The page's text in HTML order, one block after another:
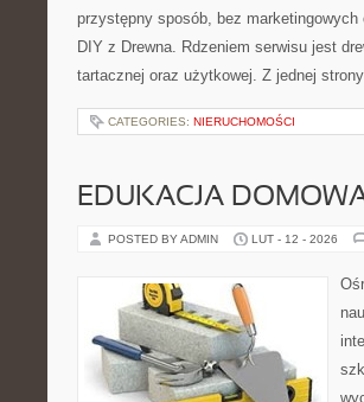
przystępny sposób, bez
DIY z Drewna. Rdzeniem serwisu jest
tartacznej oraz użytkowej. Z jednej
CATEGORIES: NIERUCHOMOŚCI
EDUKACJA
POSTED BY ADMIN LUT - 12 - 2026